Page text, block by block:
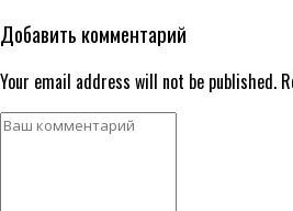
Добавить комментарий
Your email address will not be published.